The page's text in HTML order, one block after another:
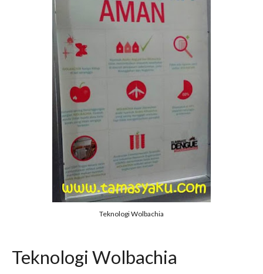
Teknologi Wolbachia
Teknologi Wolbachia